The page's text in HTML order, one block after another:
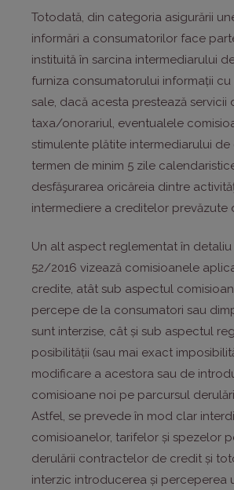
Totodată, din categoria asigurării
informări a consumatorilor face
instituită în sarcina intermediarului
furniza consumatorului informații
sale, dacă acesta prestează servicii
taxa/onorariul, eventualele
stimulente plătite intermediarului de
termen de minim 5 zile
desfăşurarea oricăreia dintre
intermediere a creditelor prevăzute
Un alt aspect reglementat în detaliu
52/2016 vizează comisioanele
credite, atât sub aspectul
percepe de la consumatori sau
sunt interzise, cât și sub aspectul
posibilității (sau mai exact
modificare a acestora sau de
comisioane noi pe parcursul
Astfel, se prevede în mod clar
comisioanelor, tarifelor și spezelor
derulării contractelor de credit și
interzic introducerea și perceperea